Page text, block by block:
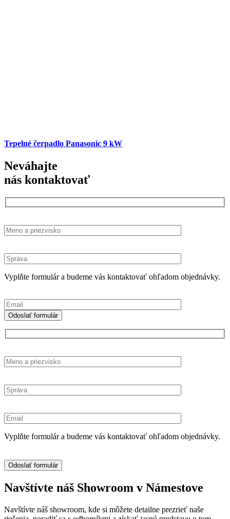
Tepelné čerpadlo Panasonic 9 kW
Neváhajte
nás kontaktovať
Vyplňte formulár a budeme vás kontaktovať ohľadom objednávky.
Vyplňte formulár a budeme vás kontaktovať ohľadom objednávky.
Navštívte náš Showroom v Námestove
Navštívte náš showroom, kde si môžete detailne prezrieť naše